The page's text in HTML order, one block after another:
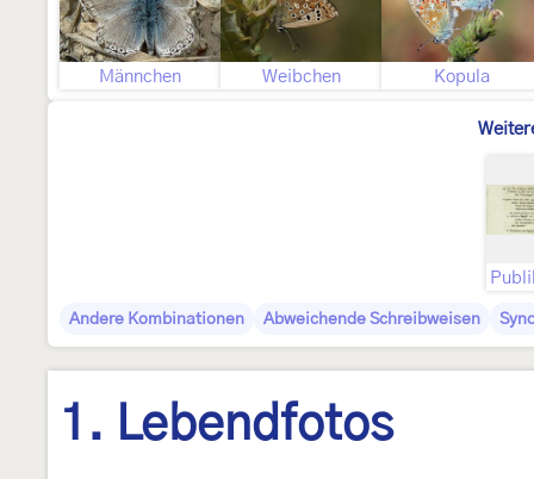
Männchen Weibchen Kopula
Andere Kombinationen Abweichende Schreibweisen
1. Lebendfotos